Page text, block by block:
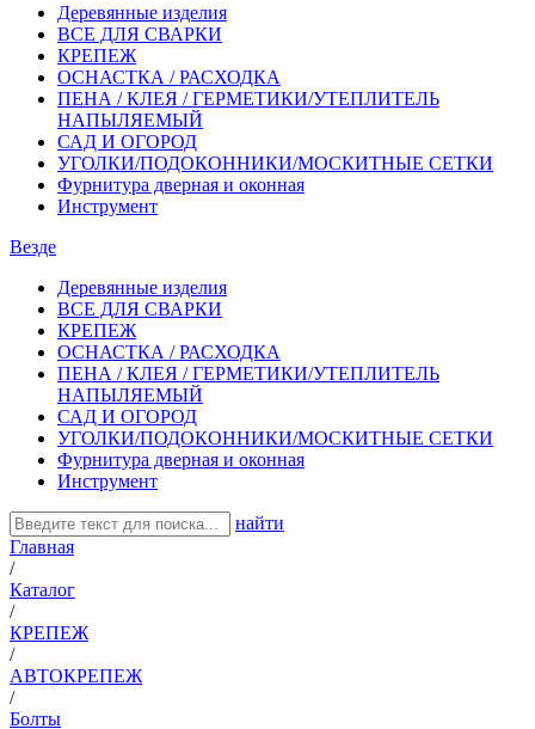
Деревянные изделия
ВСЕ ДЛЯ СВАРКИ
КРЕПЕЖ
ОСНАСТКА / РАСХОДКА
ПЕНА / КЛЕЯ / ГЕРМЕТИКИ/УТЕПЛИТЕЛЬ
НАПЫЛЯЕМЫЙ
САД И ОГОРОД
УГОЛКИ/ПОДОКОННИКИ/МОСКИТНЫЕ СЕТКИ
Фурнитура дверная и оконная
Инструмент
Везде
Деревянные изделия
ВСЕ ДЛЯ СВАРКИ
КРЕПЕЖ
ОСНАСТКА / РАСХОДКА
ПЕНА / КЛЕЯ / ГЕРМЕТИКИ/УТЕПЛИТЕЛЬ
НАПЫЛЯЕМЫЙ
САД И ОГОРОД
УГОЛКИ/ПОДОКОННИКИ/МОСКИТНЫЕ СЕТКИ
Фурнитура дверная и оконная
Инструмент
найти
Главная
/
Каталог
/
КРЕПЕЖ
/
АВТОКРЕПЕЖ
/
Болты